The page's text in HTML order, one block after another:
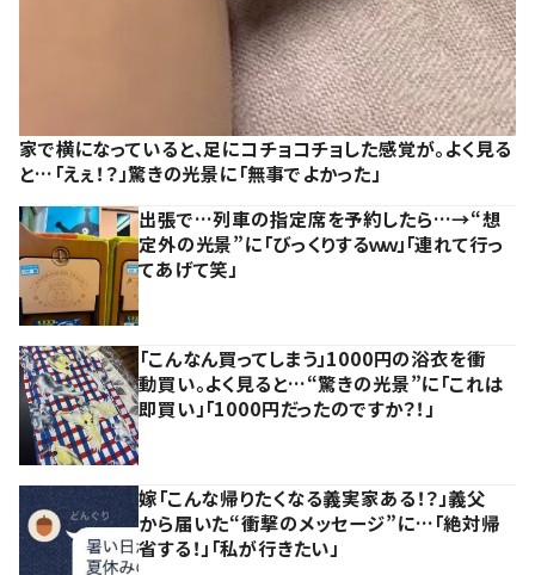
家で横になっていると、足にコチョコチョした感覚が。よく見る
と…「えぇ！？」驚きの光景に「無事でよかった」
出張で…列車の指定席を予約したら…→“想
定外の光景”に「びっくりするｗｗ」「連れて行っ
てあげて笑」
「こんなん買ってしまう」1000円の浴衣を衝
動買い。よく見ると…“驚きの光景”に「これは
即買い」「1000円だったのですか？！」
嫁「こんな帰りたくなる義実家ある！？」義父
から届いた“衝撃のメッセージ”に…「絶対帰
省する！」「私が行きたい」